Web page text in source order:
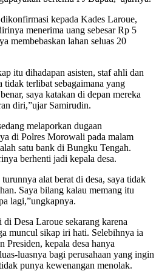
kepada Kades Laroue,
menerima uang sebesar Rp 5
membebaskan lahan seluas 20
itu dihadapan asisten, staf ahli dan
terlibat sebagaimana yang
saya katakan di depan mereka
diri,”ujar Samirudin.
melaporkan dugaan
di Polres Morowali pada malam
satu bank di Bungku Tengah.
berhenti jadi kepala desa.
alat berat di desa, saya tidak
Saya bilang kalau memang itu
lagi,”ungkapnya.
Desa Laroue sekarang karena
muncul sikap iri hati. Selebihnya ia
Presiden, kepala desa hanya
luasnya bagi perusahaan yang ingin
punya kewenangan menolak.